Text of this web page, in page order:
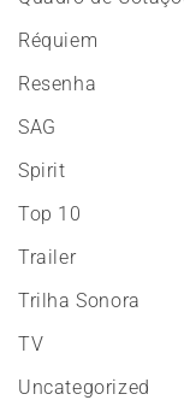
Réquiem
Resenha
SAG
Spirit
Top 10
Trailer
Trilha Sonora
TV
Uncategorized